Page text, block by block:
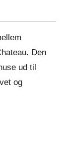
Den
ud til
og